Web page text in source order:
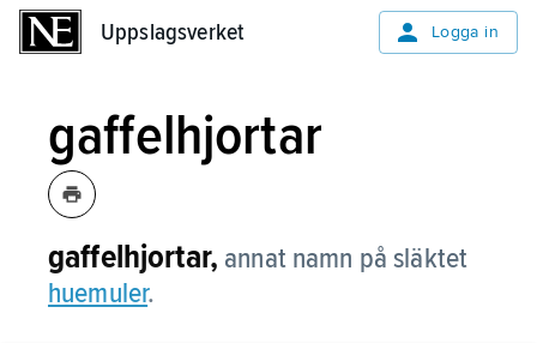
Uppslagsverket Logga in
gaffelhjortar
gaffelhjortar, annat namn på släktet
huemuler.